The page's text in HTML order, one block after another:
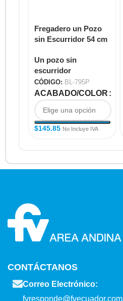
Fregadero un Pozo
sin Escurridor 54 cm
Un pozo sin
escurridor
CÓDIGO: BL-795P
ACABADO/COLOR
$145.85 No Incluye IVA
CONTÁCTANOS
Correo Electrónico:
fvresponde@fvecuador.com